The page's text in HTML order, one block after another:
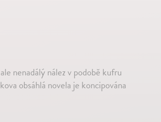
nenadálý nález v podobě kufru
obsáhlá novela je koncipována